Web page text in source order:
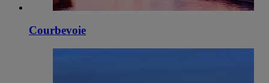
Courbevoie